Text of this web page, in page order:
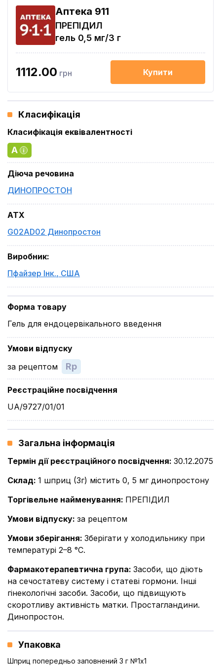
Aптека 911
ПРЕПІДИЛ
гель 0,5 мг/3 г
1112.00 грн Купити
Класифікація
Класифікація еквівалентності
A
Діюча речовина
ДИНОПРОСТОН
ATX
G02AD02 Динопростон
Виробник:
Пфайзер Інк., США
Форма товару
Гель для ендоцервікального введення
Умови відпуску
за рецептом
Rp
Реєстраційне посвідчення
UA/9727/01/01
Загальна інформація
Термін дії реєстраційного посвідчення: 30.12.2075
Склад: 1 шприц (3г) містить 0, 5 мг динопростону
Торгівельне найменування: ПРЕПІДИЛ
Умови відпуску: за рецептом
Умови зберігання: Зберігати у холодильнику при
температурі 2–8 °С.
Фармакотерапевтична група: Засоби, що діють
на сечостатеву систему і статеві гормони. Інші
гінекологічні засоби. Засоби, що підвищують
скоротливу активність матки. Простагландини.
Динопростон.
Упаковка
Шприц попередньо заповнений 3 г №1x1